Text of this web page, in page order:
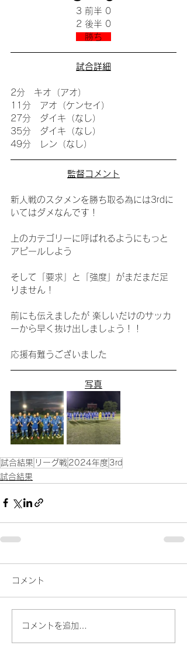
3 前半 0
2 後半 0
勝ち
試合詳細
2分　キオ（アオ）
11分　アオ（ケンセイ）
27分　ダイキ（なし）
35分　ダイキ（なし）
49分　レン（なし）
監督コメント
新人戦のスタメンを勝ち取る為には3rdに
いてはダメなんです！
上のカテゴリーに呼ばれるようにもっと
アピールしよう
そして「要求」と「強度」がまだまだ足
りません！
前にも伝えましたが 楽しいだけのサッカ
ーから早く抜け出しましょう！！
応援有難うございました
写真
試合結果 リーグ戦 2024年度 3rd
試合結果
コメント
コメントを追加…